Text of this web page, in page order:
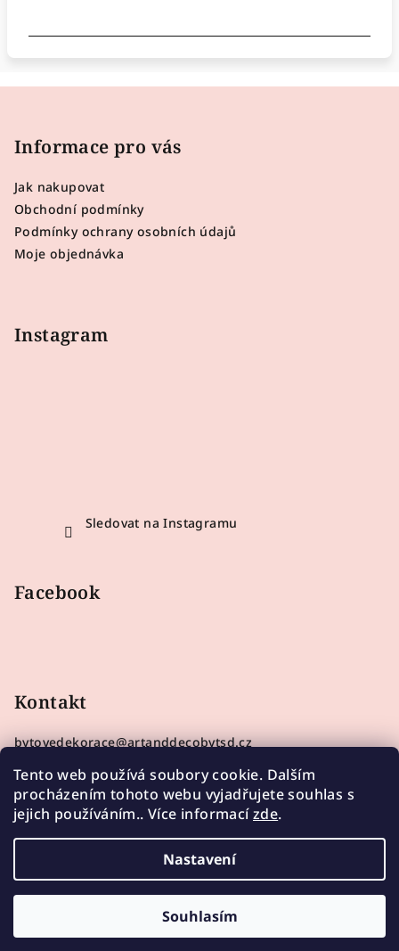
Tento web používá soubory cookie. Dalším
procházením tohoto webu vyjadřujete souhlas s
jejich používáním.. Více informacízde.
Nastavení
Souhlasím
Informace pro vás
Jak nakupovat
Obchodní podmínky
Podmínky ochrany osobních údajů
Moje objednávka
Instagram
Sledovat na Instagramu
Facebook
Kontakt
bytovedekorace@artanddecobytsd.cz
Vytvořil Shoptet